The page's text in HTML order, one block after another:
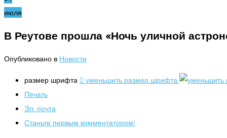
июля
В Реутове прошла «Ночь уличной
Опубликовано в Новости
размер шрифта
уменьшить размер шрифта
Печать
Эл. почта
Станьте первым комментатором!